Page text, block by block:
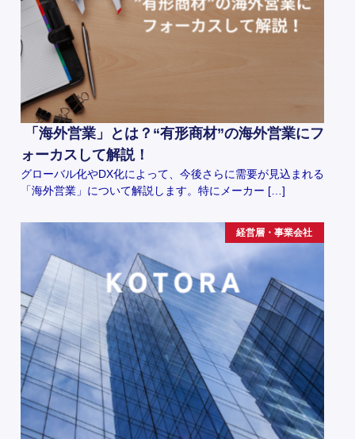
「海外営業」とは？“有形商材”の海外営業にフ
ォーカスして解説！
グローバル化やDX化によって、今後さらに需要が見込まれる
「海外営業」について解説します。特にメーカー […]
経営層・事業会社